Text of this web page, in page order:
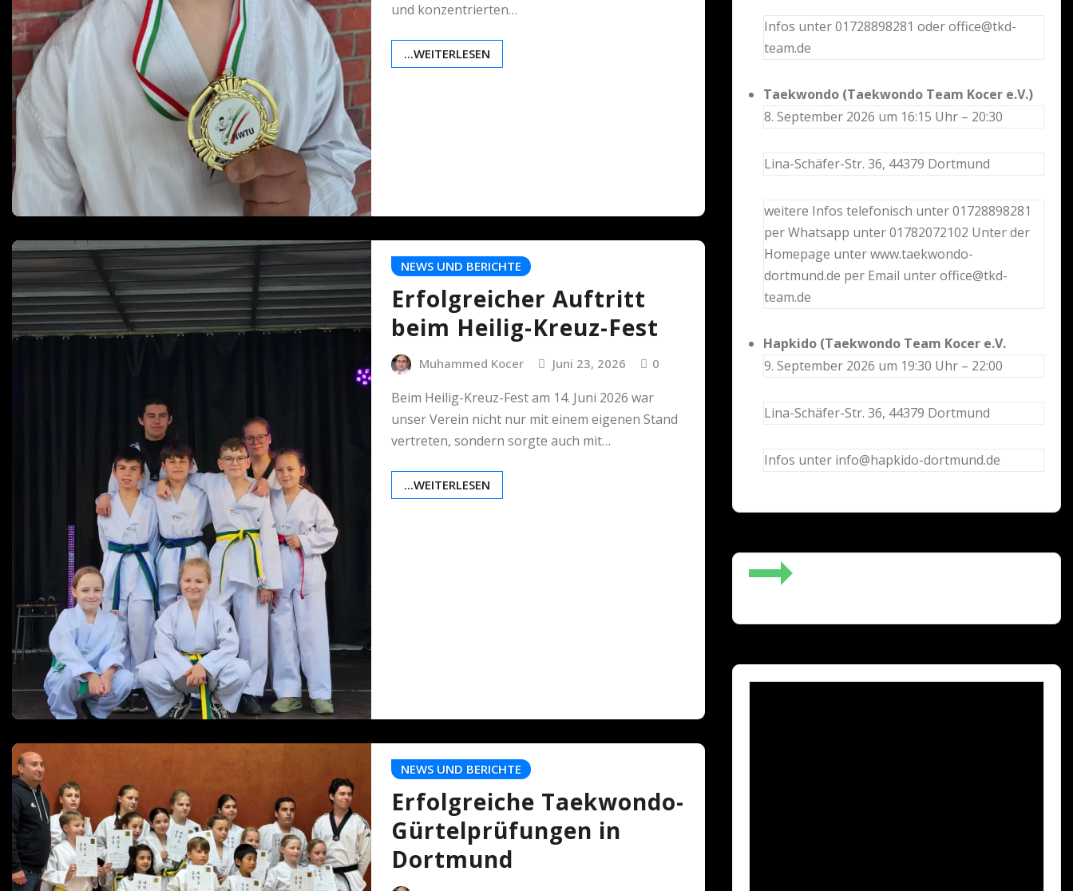
und konzentrierten…
...WEITERLESEN
NEWS UND BERICHTE
Erfolgreicher Auftritt
beim Heilig-Kreuz-Fest
Muhammed Kocer Juni 23, 2026 0
Beim Heilig-Kreuz-Fest am 14. Juni 2026 war
unser Verein nicht nur mit einem eigenen Stand
vertreten, sondern sorgte auch mit…
...WEITERLESEN
NEWS UND BERICHTE
Erfolgreiche Taekwondo-
Gürtelprüfungen in
Dortmund
Infos unter 01728898281 oder office@tkd-
team.de
Taekwondo (Taekwondo Team Kocer e.V.)
8. September 2026 um 16:15 Uhr – 20:30
Lina-Schäfer-Str. 36, 44379 Dortmund
weitere Infos telefonisch unter 01728898281
per Whatsapp unter 01782072102 Unter der
Homepage unter www.taekwondo-
dortmund.de per Email unter office@tkd-
team.de
Hapkido (Taekwondo Team Kocer e.V.
9. September 2026 um 19:30 Uhr – 22:00
Lina-Schäfer-Str. 36, 44379 Dortmund
Infos unter info@hapkido-dortmund.de